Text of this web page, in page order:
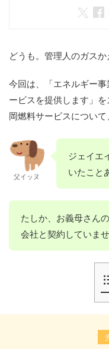
どうも。管理人のガスか
今回は、「エネルギー
ービスを提供します」
岡燃料サービスについて
父イッヌ
ジェイエ
いたこと
たしか、お義母さん
会社と契約していま